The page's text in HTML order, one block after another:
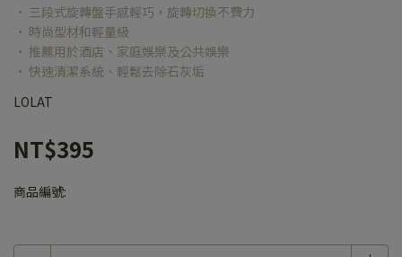
• 三段式旋轉盤手感輕巧，旋轉切換不費力
• 時尚型材和輕量級
• 推薦用於酒店、家庭娛樂及公共娛樂
• 快速清潔系統、輕鬆去除石灰垢
LOLAT
NT$395
商品編號: